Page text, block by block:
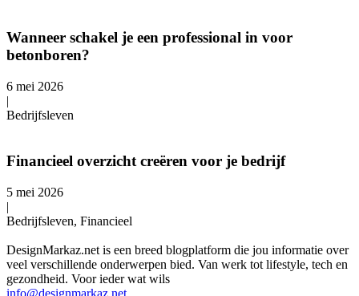
Wanneer schakel je een professional in voor
betonboren?
6 mei 2026
|
Bedrijfsleven
Financieel overzicht creëren voor je bedrijf
5 mei 2026
|
Bedrijfsleven, Financieel
DesignMarkaz.net is een breed blogplatform die jou informatie over
veel verschillende onderwerpen bied. Van werk tot lifestyle, tech en
gezondheid. Voor ieder wat wils
info@designmarkaz.net